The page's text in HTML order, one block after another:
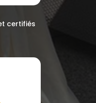
certifiés